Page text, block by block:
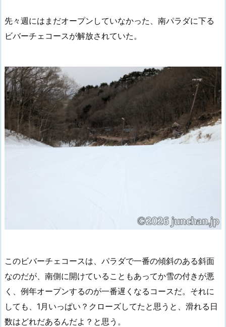
先々週にはまだオープンしていなかった、南パラダに下る
ビバーチェコースが解放されていた。
このビバーチェコースは、パラダで一番の傾斜のある斜面
なのだが、南側に開けていることもあってか雪の付きが悪
く、例年オープンするのが一番遅くなるコースだ。それに
しても、1月いっぱい？クローズしてたと思うと、滑れる日
数はどれだあるんだよ？と思う。